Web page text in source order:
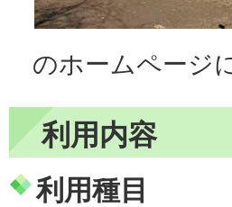
のホームページ
利用内容
利用種目